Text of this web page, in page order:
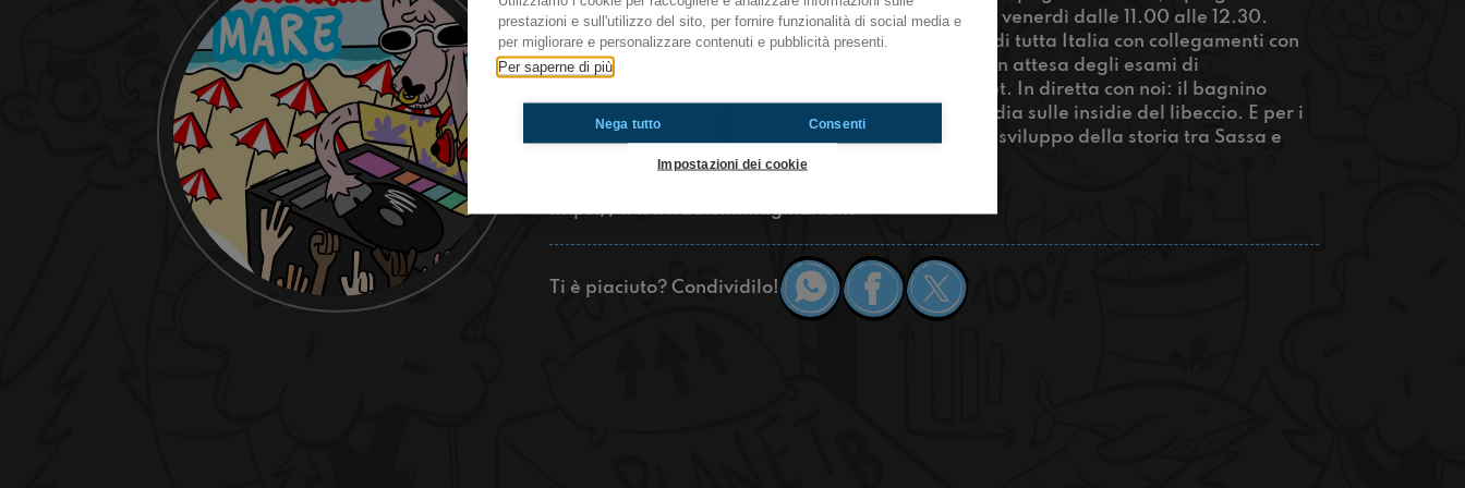
estivo di Radioimmaginaria in diretta dal lunedì al venerdì dalle 11.00 alle 12.30.
Un'ora e mezza di trasmissione live dalle spiagge di tutta Italia con collegamenti con
gli “inviati di ombrellone”, gli “inviati rimandati” (in attesa degli esami di
riparazione), sport estivi, ospiti, primi amori e djset. In diretta con noi: il bagnino
d’Europa, Fausto Ravaglia che ci ha messo in guardia sulle insidie del libeccio. E per i
veri fedelissimi di questo programma c’è un nuovo sviluppo della storia tra Sassa e
Peppo… se volete saperla cliccate play!
https://www.radioimmaginaria.it
Ti è piaciuto? Condividilo!
prestazioni e sull'utilizzo del sito, per fornire funzionalità di social media e
per migliorare e personalizzare contenuti e pubblicità presenti.
Per saperne di più
Nega tutto Consenti
Impostazioni dei cookie